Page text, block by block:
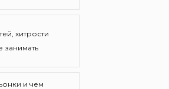
хитрости
занимать
и чем